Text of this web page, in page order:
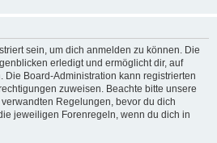
sein, um dich anmelden zu können. Die
erledigt und ermöglicht dir, auf
Die Board-Administration kann registrierten
zuweisen. Beachte bitte unsere
Regelungen, bevor du dich
jeweiligen Forenregeln, wenn du dich in